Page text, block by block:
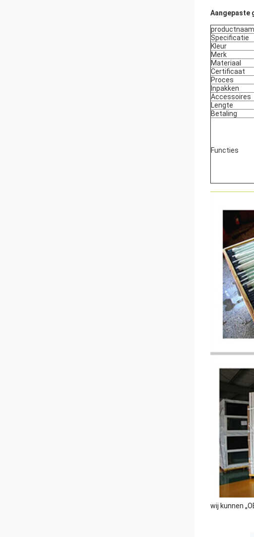
Aangepaste
productnaam
Specificatie
Kleur
Merk
Materiaal
Certificaat
Proces
Inpakken
Accessoires
Lengte
Betaling
Functies
wij kunnen